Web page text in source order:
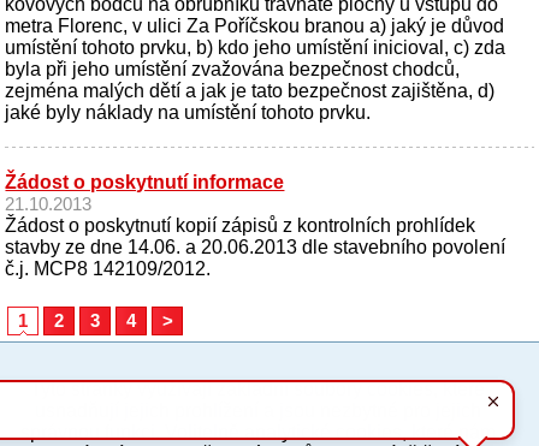
kovových bodců na obrubníku travnaté plochy u vstupu do
metra Florenc, v ulici Za Poříčskou branou a) jaký je důvod
umístění tohoto prvku, b) kdo jeho umístění inicioval, c) zda
byla při jeho umístění zvažována bezpečnost chodců,
zejména malých dětí a jak je tato bezpečnost zajištěna, d)
jaké byly náklady na umístění tohoto prvku.
Žádost o poskytnutí informace
21.10.2013
Žádost o poskytnutí kopií zápisů z kontrolních prohlídek
stavby ze dne 14.06. a 20.06.2013 dle stavebního povolení
č.j. MCP8 142109/2012.
1 2 3 4 >
ENG
Tyto stránky využívají základní soubory cookies, které
správnou funkci. Volitelně analytické cookies, které nám